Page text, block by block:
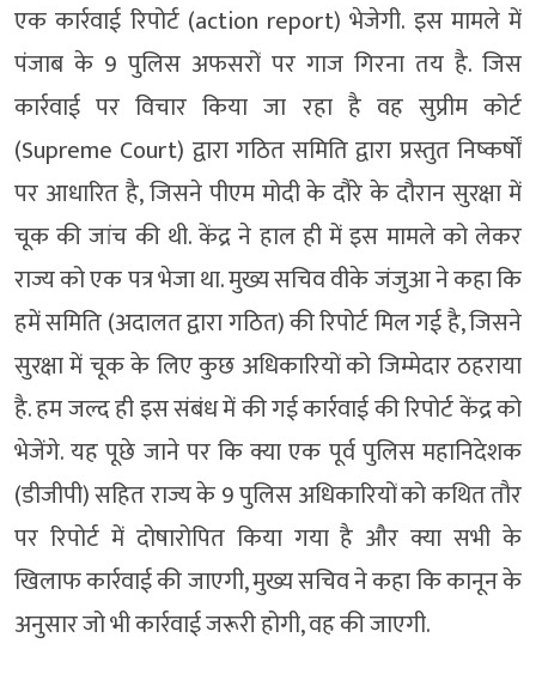
एक कार्रवाई रिपोर्ट (action report) भेजेगी. इस मामले में
पंजाब के 9 पुलिस अफसरों पर गाज गिरना तय है. जिस
कार्रवाई पर विचार किया जा रहा है वह सुप्रीम कोर्ट
(Supreme Court) द्वारा गठित समिति द्वारा प्रस्तुत निष्कर्षों
पर आधारित है, जिसने पीएम मोदी के दौरे के दौरान सुरक्षा में
चूक की जांच की थी. केंद्र ने हाल ही में इस मामले को लेकर
राज्य को एक पत्र भेजा था. मुख्य सचिव वीके जंजुआ ने कहा कि
हमें समिति (अदालत द्वारा गठित) की रिपोर्ट मिल गई है, जिसने
सुरक्षा में चूक के लिए कुछ अधिकारियों को जिम्मेदार ठहराया
है. हम जल्द ही इस संबंध में की गई कार्रवाई की रिपोर्ट केंद्र को
भेजेंगे. यह पूछे जाने पर कि क्या एक पूर्व पुलिस महानिदेशक
(डीजीपी) सहित राज्य के 9 पुलिस अधिकारियों को कथित तौर
पर रिपोर्ट में दोषारोपित किया गया है और क्या सभी के
खिलाफ कार्रवाई की जाएगी, मुख्य सचिव ने कहा कि कानून के
अनुसार जो भी कार्रवाई जरूरी होगी, वह की जाएगी.